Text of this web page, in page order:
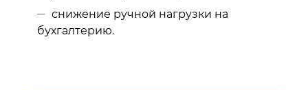
снижение ручной нагрузки на
бухгалтерию.